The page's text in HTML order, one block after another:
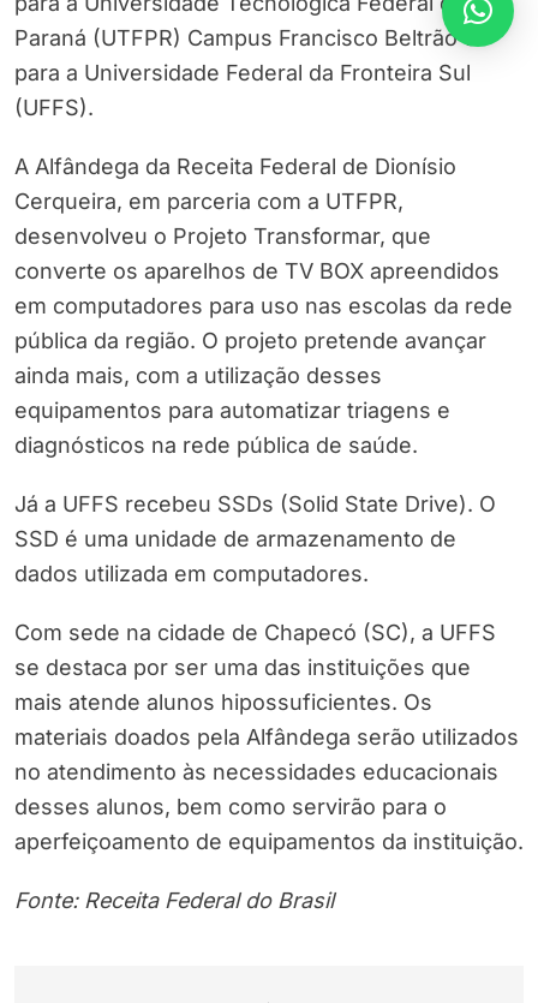
Paraná (UTFPR) Campus Francisco Beltrão e
para a Universidade Federal da Fronteira Sul
(UFFS).
A Alfândega da Receita Federal de Dionísio
Cerqueira, em parceria com a UTFPR,
desenvolveu o Projeto Transformar, que
converte os aparelhos de TV BOX apreendidos
em computadores para uso nas escolas da rede
pública da região. O projeto pretende avançar
ainda mais, com a utilização desses
equipamentos para automatizar triagens e
diagnósticos na rede pública de saúde.
Já a UFFS recebeu SSDs (Solid State Drive). O
SSD é uma unidade de armazenamento de
dados utilizada em computadores.
Com sede na cidade de Chapecó (SC), a UFFS
se destaca por ser uma das instituições que
mais atende alunos hipossuficientes. Os
materiais doados pela Alfândega serão utilizados
no atendimento às necessidades educacionais
desses alunos, bem como servirão para o
aperfeiçoamento de equipamentos da instituição.
Fonte: Receita Federal do Brasil